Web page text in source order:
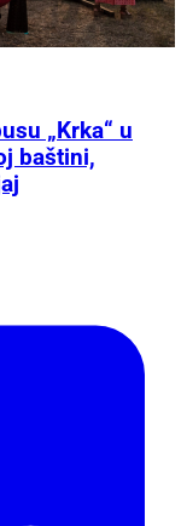
„Krka“ u
baštini,